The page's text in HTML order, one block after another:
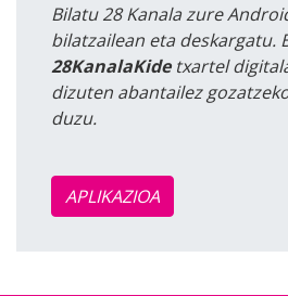
Bilatu 28 Kanala zure
bilatzailean eta deskargatu.
28KanalaKidetxartel
dizuten abantailez
duzu.
APLIKAZIOA